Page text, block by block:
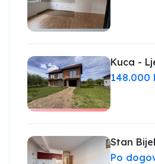
Kuca -
148.000
Stan
Po